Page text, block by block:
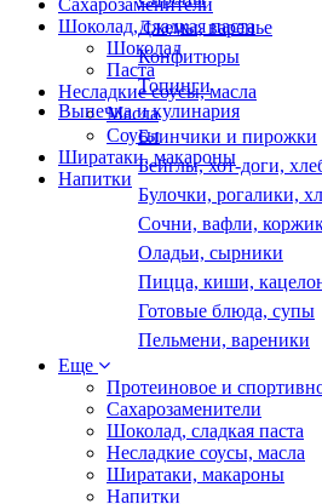
Сахарозаменители
Шоколад, сладкая паста
Шоколад
Паста
Несладкие соусы, масла
Масла
Соусы
Ширатаки, макароны
Напитки
Джемы, варенье
Конфитюры
Топинги
Выпечка и кулинария
Блинчики и пирожки
Бейглы, хот-доги,
Булочки, рогалики,
Сочни, вафли,
Оладьи, сырники
Пицца, киши,
Готовые блюда, супы
Пельмени, вареники
Еще
Протеиновое и
Сахарозаменители
Шоколад, сладкая паста
Несладкие соусы, масла
Ширатаки, макароны
Напитки